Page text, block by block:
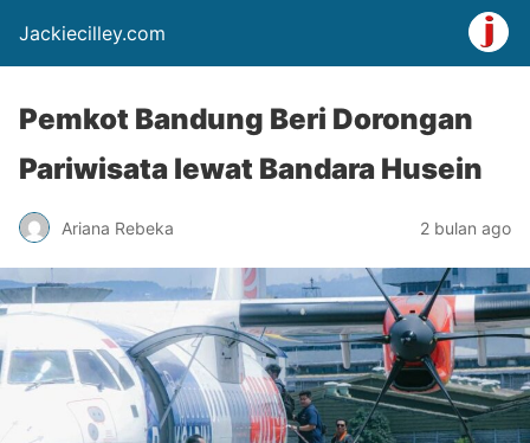
Jackiecilley.com
Pemkot Bandung Beri Dorongan
Pariwisata lewat Bandara Husein
Ariana Rebeka 2 bulan ago